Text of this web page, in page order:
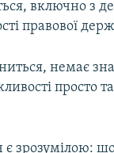
включно з
правової
немає
просто
є зрозумілою: